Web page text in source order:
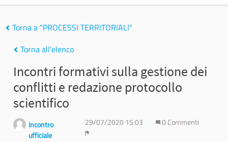
Torna a "PROCESSI TERRITORIALI"
Torna all'elenco
Incontri formativi sulla gestione dei
conflitti e redazione protocollo
scientifico
Incontro
ufficiale
29/07/2020 15:03
0 Commenti